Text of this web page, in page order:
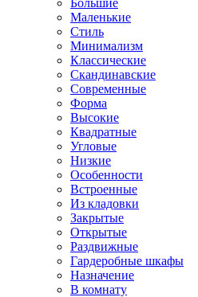
Большие
Маленькие
Стиль
Минимализм
Классические
Скандинавские
Современные
Форма
Высокие
Квадратные
Угловые
Низкие
Особенности
Встроенные
Из кладовки
Закрытые
Открытые
Раздвижные
Гардеробные шкафы
Назначение
В комнату